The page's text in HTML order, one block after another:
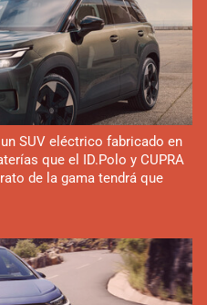
SUV eléctrico fabricado en
que el ID.Polo y CUPRA
de la gama tendrá que